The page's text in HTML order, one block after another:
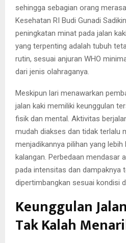
sehingga sebagian orang
Kesehatan RI Budi Gunadi
peningkatan minat pada jalan
yang terpenting adalah tubuh
rutin, sesuai anjuran WHO
dari jenis olahraganya.
Meskipun lari menawarkan
jalan kaki memiliki keunggulan
fisik dan mental. Aktivitas
mudah diakses dan tidak terlalu
menjadikannya pilihan yang
kalangan. Perbedaan mendasar
pada intensitas dan dampaknya
dipertimbangkan sesuai kondisi
Keunggulan
Tak Kalah